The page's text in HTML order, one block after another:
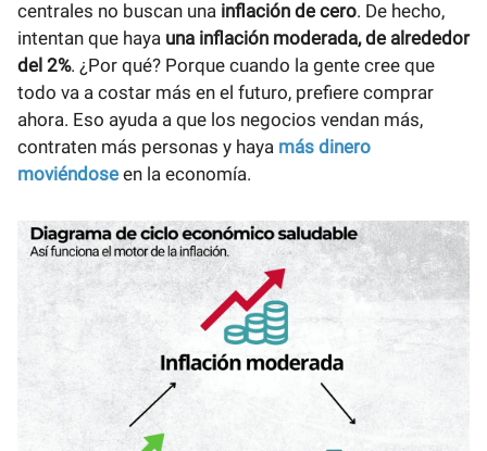
centrales no buscan una inflación de cero. De hecho,
intentan que haya una inflación moderada, de alrededor
del 2%. ¿Por qué? Porque cuando la gente cree que
todo va a costar más en el futuro, prefiere comprar
ahora. Eso ayuda a que los negocios vendan más,
contraten más personas y haya más dinero
moviéndose en la economía.